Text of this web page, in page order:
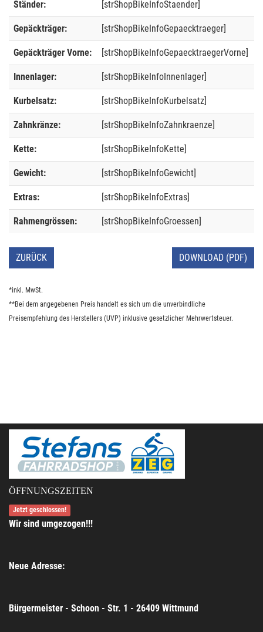
Ständer: [strShopBikeInfoStaender]
Gepäckträger: [strShopBikeInfoGepaecktraeger]
Gepäckträger Vorne: [strShopBikeInfoGepaecktraegerVorne]
Innenlager: [strShopBikeInfoInnenlager]
Kurbelsatz: [strShopBikeInfoKurbelsatz]
Zahnkränze: [strShopBikeInfoZahnkraenze]
Kette: [strShopBikeInfoKette]
Gewicht: [strShopBikeInfoGewicht]
Extras: [strShopBikeInfoExtras]
Rahmengrössen: [strShopBikeInfoGroessen]
ZURÜCK DOWNLOAD (PDF)
*inkl. MwSt.
**Bei dem angegebenen Preis handelt es sich um die unverbindliche
Preisempfehlung des Herstellers (UVP) inklusive gesetzlicher Mehrwertsteuer.
ÖFFNUNGSZEITEN
Jetzt geschlossen!
Wir sind umgezogen!!!
Neue Adresse:
Bürgermeister - Schoon - Str. 1 - 26409 Wittmund